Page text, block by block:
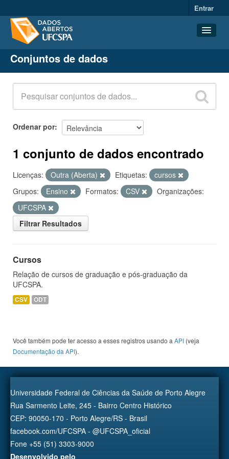
Entrar
Conjuntos de dados
Organizações
Grupos
Sobre
Conjuntos de dados
Ordenar por
1 conjunto de dados encontrado
Licenças: Outra (Aberta) Etiquetas:
cursos
Grupos:
Ensino Formatos: CSV
Organizações:
UFCSPA
Filtrar Resultados
Cursos
Relação de cursos de graduação e pós-graduação da
UFCSPA.
CSV ODT
Você também pode ter acesso a esses registros usando a API (veja
Documentação da API).
Universidade Federal de Ciências da Saúde de Porto Alegre
Rua Sarmento Leite, 245 - Bairro Centro Histórico
CEP: 90050-170 - Porto Alegre/RS - Brasil
facebook.com/UFCSPA - @UFCSPA_oficial
Fone +55 (51) 3303-9000
Desenvolvido pelo